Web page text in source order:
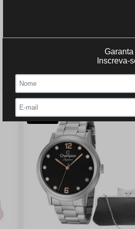
QUEM
CLUTCH
RELÓGIO
+ BOLSA